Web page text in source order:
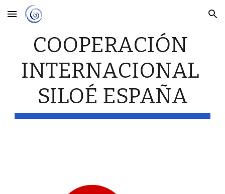
Skip to main content Skip to navigation
COOPERACIÓN
INTERNACIONAL
SILOÉ ESPAÑA